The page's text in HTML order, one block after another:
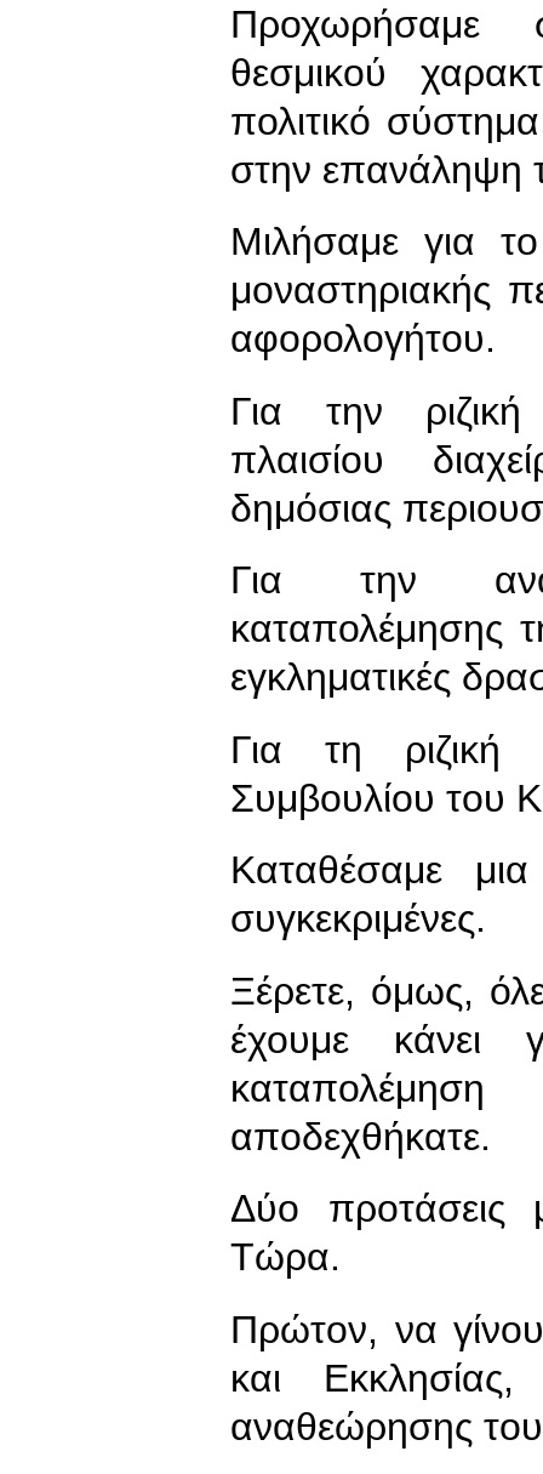
Προχωρήσαμε
θεσμικού
πολιτικό
στην επανάληψη
Μιλήσαμε για
μοναστηριακής
αφορολογήτου.
Για την
πλαισίου
δημόσιας
Για την
καταπολέμησης
εγκληματικές
Για τη ριζική
Συμβουλίου του
Καταθέσαμε
συγκεκριμένες.
Ξέρετε, όμως,
έχουμε κάνει
αποδεχθήκατε.
Δύο προτάσεις
Τώρα.
Πρώτον, να
και
αναθεώρησης